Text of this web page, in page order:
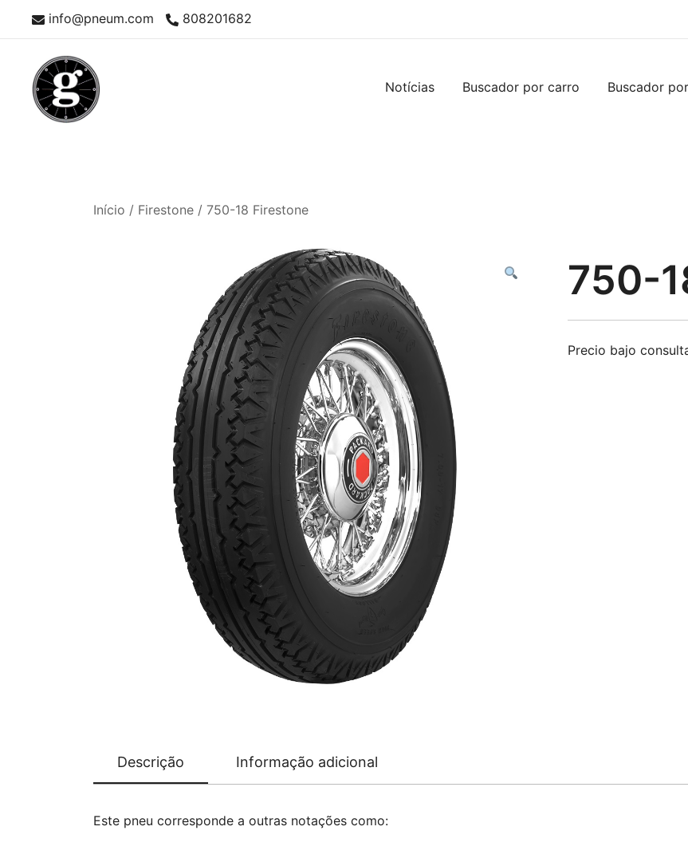
info@pneum.com 808201682
Notícias Buscador por carro Buscador
Início / Firestone / 750-18 Firestone
750-
Precio bajo
Descrição Informação adicional
Este pneu corresponde a outras notações como: